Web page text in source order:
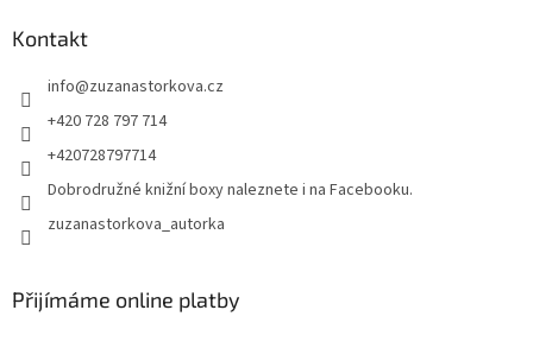
Kontakt
info@zuzanastorkova.cz
+420 728 797 714
+420728797714
Dobrodružné knižní boxy naleznete i na Facebooku.
zuzanastorkova_autorka
Přijímáme online platby